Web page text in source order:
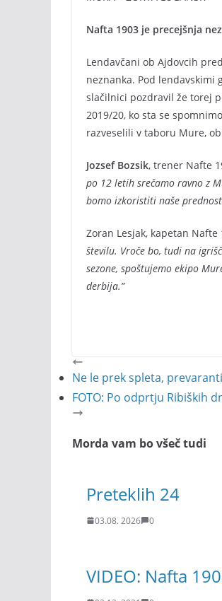
Nafta 1903 je precejšnja
Lendavčani ob Ajdovcih
neznanka. Pod lendavskimi
slačilnici pozdravil že torej
2019/20, ko sta se
razveselili v taboru Mure,
Jozsef Bozsik, trener Nafte
po 12 letih srečamo ravno z
bomo izkoristiti naše
Zoran Lesjak, kapetan Nafte
številu. Vroče bo, tudi na
sezone, spoštujemo ekipo
derbija.”
Ne le prek spleta,
FOTO: Po odprtju Ribiških
Morda vam bo všeč tudi
Preteklih 24
03.08. 2026 0
VIDEO: Nafta